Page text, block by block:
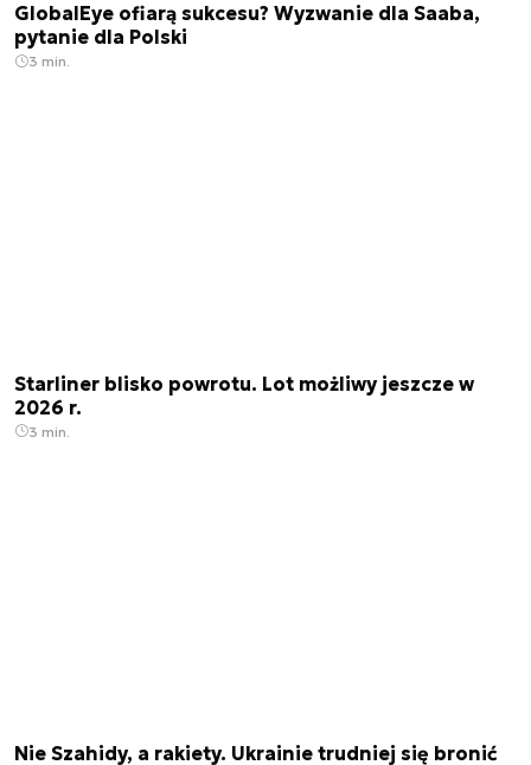
GlobalEye ofiarą sukcesu? Wyzwanie dla Saaba,
pytanie dla Polski
3 min.
Starliner blisko powrotu. Lot możliwy jeszcze w
2026 r.
3 min.
Nie Szahidy, a rakiety. Ukrainie trudniej się bronić